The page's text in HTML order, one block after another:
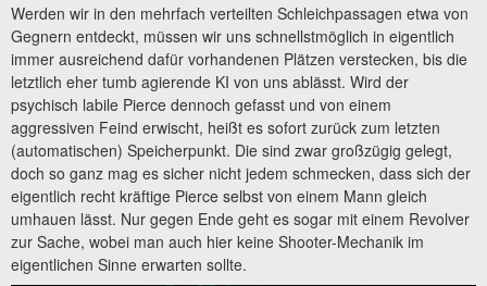
Werden wir in den mehrfach verteilten Schleichpassagen etwa von
Gegnern entdeckt, müssen wir uns schnellstmöglich in eigentlich
immer ausreichend dafür vorhandenen Plätzen verstecken, bis die
letztlich eher tumb agierende KI von uns ablässt. Wird der
psychisch labile Pierce dennoch gefasst und von einem
aggressiven Feind erwischt, heißt es sofort zurück zum letzten
(automatischen) Speicherpunkt. Die sind zwar großzügig gelegt,
doch so ganz mag es sicher nicht jedem schmecken, dass sich der
eigentlich recht kräftige Pierce selbst von einem Mann gleich
umhauen lässt. Nur gegen Ende geht es sogar mit einem Revolver
zur Sache, wobei man auch hier keine Shooter-Mechanik im
eigentlichen Sinne erwarten sollte.